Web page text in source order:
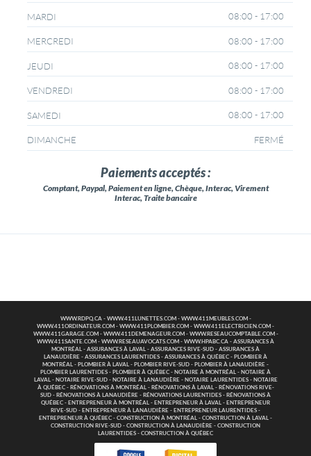
MARDI 08:00 - 17:00
MERCREDI 08:00 - 17:00
JEUDI 08:00 - 17:00
VENDREDI 08:00 - 17:00
SAMEDI 08:00 - 17:00
DIMANCHE FERMÉ
Paiements acceptés :
Comptant, Paypal, Paiement en ligne, Chèque, Interac, Virement
Interac, Traite bancaire
WWW.RDPQ.CA - WWW.411LUNETTES.COM- WWW.411MEUBLES.COM-
WWW.411ORDINATEUR.COM - WWW.411PLOMBIER.COM - WWW.411ELECTRICIEN.COM -
WWW.411GARAGE.COM- WWW.411DEMENAGEUR.COM- WWW.RESEAUCOMPTABLE.COM-
WWW.411SANTE.COM - WWW.RESEAUAVOCATS.COM - WWW.HPABC.CA - ASSURANCES À
MONTRÉAL - ASSURANCES À LAVAL - ASSURANCES RIVE-SUD - ASSURANCES À
LANAUDIÈRE - ASSURANCES LAURENTIDES - ASSURANCES À QUÉBEC - PLOMBIER À
MONTRÉAL - PLOMBIER À LAVAL - PLOMBIER RIVE-SUD - PLOMBIER À LANAUDIÈRE -
PLOMBIER LAURENTIDES - PLOMBIER À QUÉBEC - NOTAIRE À MONTRÉAL - NOTAIRE À
LAVAL - NOTAIRE RIVE-SUD- NOTAIRE À LANAUDIÈRE- NOTAIRE LAURENTIDES- NOTAIRE
À QUÉBEC- RÉNOVATIONS À MONTRÉAL - RÉNOVATIONS À LAVAL - RÉNOVATIONS RIVE-
SUD - RÉNOVATIONS À LANAUDIÈRE - RÉNOVATIONS LAURENTIDES - RÉNOVATIONS À
QUÉBEC - ENTREPRENEUR À MONTRÉAL - ENTREPRENEUR À LAVAL - ENTREPRENEUR
RIVE-SUD - ENTREPRENEUR À LANAUDIÈRE - ENTREPRENEUR LAURENTIDES -
ENTREPRENEUR À QUÉBEC - CONSTRUCTION À MONTRÉAL - CONSTRUCTION À LAVAL -
CONSTRUCTION RIVE-SUD - CONSTRUCTION À LANAUDIÈRE - CONSTRUCTION
LAURENTIDES - CONSTRUCTION À QUÉBEC